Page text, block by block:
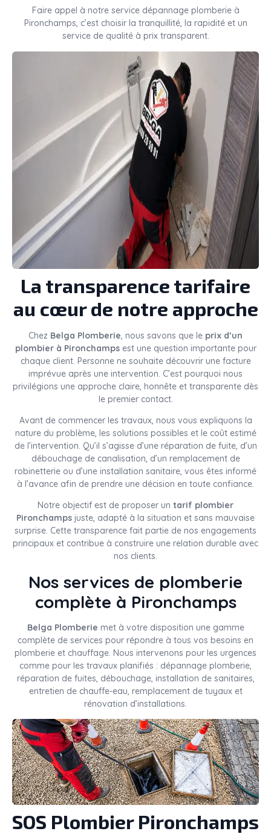
Faire appel à notre service dépannage plomberie à
Pironchamps, c’est choisir la tranquillité, la rapidité et un
service de qualité à prix transparent.
La transparence tarifaire
au cœur de notre approche
Chez Belga Plomberie, nous savons que le prix d’un
plombier à Pironchampsest une question importante pour
chaque client. Personne ne souhaite découvrir une facture
imprévue après une intervention. C’est pourquoi nous
privilégions une approche claire, honnête et transparente dès
le premier contact.
Avant de commencer les travaux, nous vous expliquons la
nature du problème, les solutions possibles et le coût estimé
de l’intervention. Qu’il s’agisse d’une réparation de fuite, d’un
débouchage de canalisation, d’un remplacement de
robinetterie ou d’une installation sanitaire, vous êtes informé
à l’avance afin de prendre une décision en toute confiance.
Notre objectif est de proposer un tarif plombier
Pironchamps juste, adapté à la situation et sans mauvaise
surprise. Cette transparence fait partie de nos engagements
principaux et contribue à construire une relation durable avec
nos clients.
Nos services de plomberie
complète à Pironchamps
Belga Plomberie met à votre disposition une gamme
complète de services pour répondre à tous vos besoins en
plomberie et chauffage. Nous intervenons pour les urgences
comme pour les travaux planifiés : dépannage plomberie,
réparation de fuites, débouchage, installation de sanitaires,
entretien de chauffe-eau, remplacement de tuyaux et
rénovation d’installations.
SOS Plombier Pironchamps